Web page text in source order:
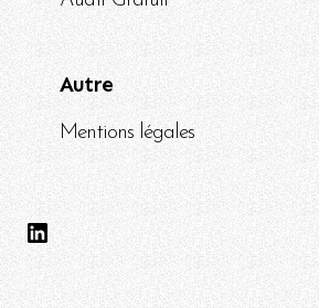
Autre
Mentions légales